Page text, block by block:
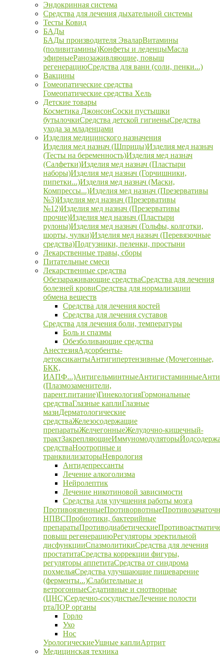
Эндокринная система
Средства для лечения дыхательной системы
Тесты Ковид
БАДы
БАДы производителя ЭваларВитамины
(поливитамины)Конфеты и леденцыМасла
эфирныеРанозаживляющие, повыш
регенерациюСредства для ванн (соли, пенки...)
Вакцины
Гомеопатические средства
Гомеопатические средства Хель
Детские товары
Косметика ДжонсонСоски пустышки
бутылочкиСредства детской гигиеныСредства
ухода за младенцами
Изделия медицинского назначения
Изделия мед назнач (Шприцы)Изделия мед назнач
(Тесты на беременность)Изделия мед назнач
(Салфетки)Изделия мед назнач (Пластыри
наборы)Изделия мед назнач (Горчишники,
пипетки...)Изделия мед назнач (Маски,
Компрессы...)Изделия мед назнач (Презервативы
№3)Изделия мед назнач (Презервативы
№12)Изделия мед назнач (Презервативы
прочие)Изделия мед назнач (Пластыри
рулоны)Изделия мед назнач (Гольфы, колготки,
шорты, чулки)Изделия мед назнач (Перевязочные
средства)Подгузники, пеленки, простыни
Лекарственные травы, сборы
Питательные смеси
Лекарственные средства
Обеззараживающие средстваСредства для лечения
болезней кровиСредства для нормализации
обмена веществ
Средства для лечения костей
Средства для лечения суставов
Средства для лечения боли, температуры
Боль и спазмы
Обезболивающие средства
АнестезияАдсорбенты-
детоксикантыАнтигипертензивные (Мочегонные,
БКК,
ИАПФ...)АнтигельминтныеАнтигистаминные
(Плазмозаменители,
парент.питание)ГинекологияГормональные
средстваГлазные каплиГлазные
мазиДерматологические
средстваЖелезосодержащие
препаратыЖелчегонныеЖелудочно-кишечный-
трактЗакрепляющиеИммуномодуляторы
средстваНоотропные и
транквилизаторыНеврология
Антидепрессанты
Лечение алкоголизма
Нейролептик
Лечение никотиновой зависимости
Средства для улучшения работы мозга
ПротивоязвенныеПротиворвотные
НПВСПробиотики, бактерийные
препаратыПротиводиабетические
повыш регенерациюРегуляторы эректильной
дисфункцииСпазмолитикиСредства для лечения
простатитаСредства коррекции фигуры,
регуляторы аппетитаСредства от синдрома
похмельяСредства улучшающие пищеварение
(ферменты...)Слабительные и
ветрогонныеСедативные и снотворные
(ЦНС)Сердечно-сосудистыеЛечение полости
ртаЛОР органы
Горло
Ухо
Нос
УрологическиеУшные каплиАртрит
Медицинская техника